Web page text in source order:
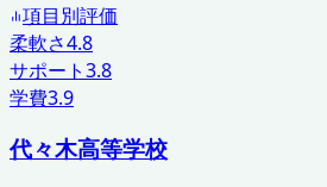
項目別評価
柔軟さ4.8
サポート3.8
学費3.9
代々木高等学校